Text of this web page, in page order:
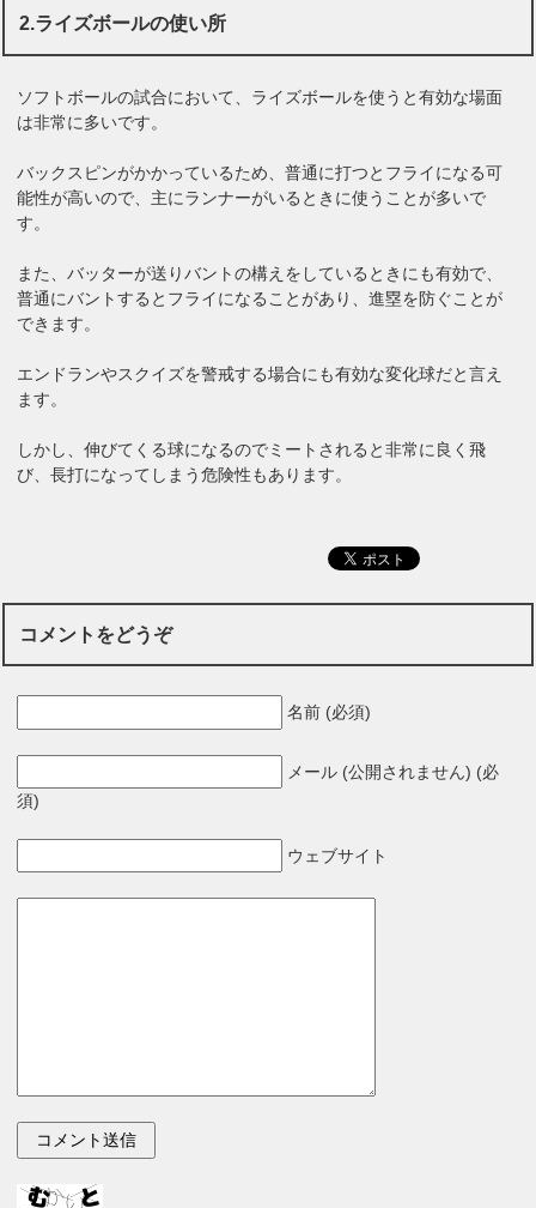
2.ライズボールの使い所
ソフトボールの試合において、ライズボールを使うと有効な場面
は非常に多いです。
バックスピンがかかっているため、普通に打つとフライになる可
能性が高いので、主にランナーがいるときに使うことが多いで
す。
また、バッターが送りバントの構えをしているときにも有効で、
普通にバントするとフライになることがあり、進塁を防ぐことが
できます。
エンドランやスクイズを警戒する場合にも有効な変化球だと言え
ます。
しかし、伸びてくる球になるのでミートされると非常に良く飛
び、長打になってしまう危険性もあります。
コメントをどうぞ
名前 (必須)
メール (公開されません) (必
須)
ウェブサイト